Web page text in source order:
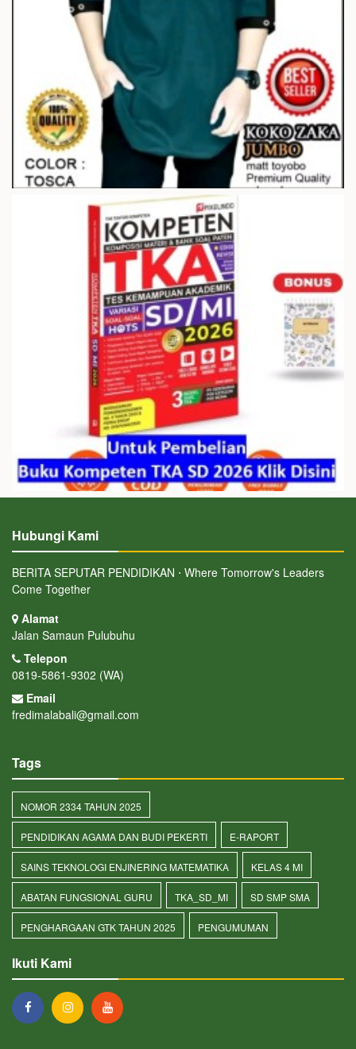
Hubungi Kami
BERITA SEPUTAR PENDIDIKAN ⋅ Where Tomorrow's Leaders
Come Together
Alamat
Jalan Samaun Pulubuhu
Telepon
0819-5861-9302 (WA)
Email
fredimalabali@gmail.com
Tags
NOMOR 2334 TAHUN 2025
PENDIDIKAN AGAMA DAN BUDI PEKERTI E-RAPORT
SAINS TEKNOLOGI ENJINERING MATEMATIKA KELAS 4 MI
ABATAN FUNGSIONAL GURU TKA_SD_MI SD SMP SMA
PENGHARGAAN GTK TAHUN 2025 PENGUMUMAN
Ikuti Kami